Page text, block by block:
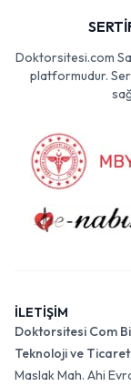
Doktorsitesi.com
platformudur.
İLETİŞİM
Doktorsitesi Com
Teknoloji ve Ticaret
Maslak Mah. Ahi